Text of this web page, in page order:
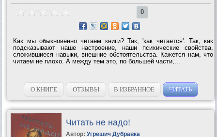
0
Как мы обыкновенно читаем книги? Так, 'как читается'. Так, как
подсказывают наше настроение, наши психические свойства,
сложившиеся навыки, внешние обстоятельства. Кажется нам, что
читаем не плохо. А между тем это, по большей части,...
О КНИГЕ ОТЗЫВЫ В ИЗБРАННОЕ ЧИТАТЬ
Читать не надо!
Автор: Угрешич Дубравка